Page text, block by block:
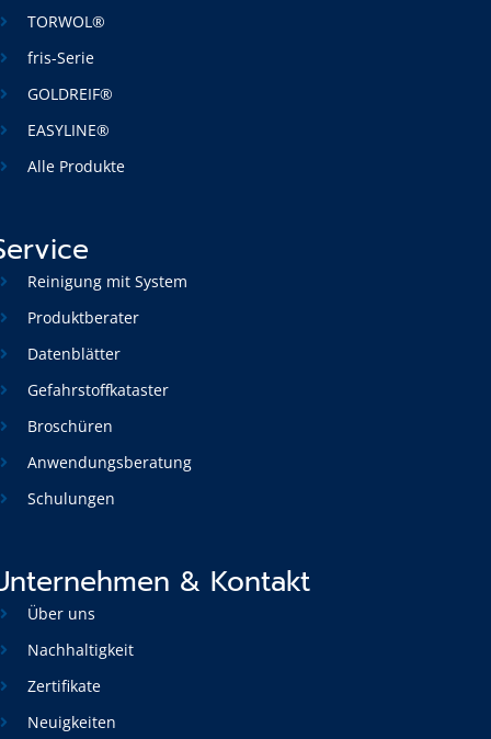
TORWOL®
fris-Serie
GOLDREIF®
EASYLINE®
Alle Produkte
Reinigung mit System
Produktberater
Datenblätter
Gefahrstoffkataster
Broschüren
Anwendungsberatung
Schulungen
& Kontakt
Über uns
Nachhaltigkeit
Zertifikate
Neuigkeiten